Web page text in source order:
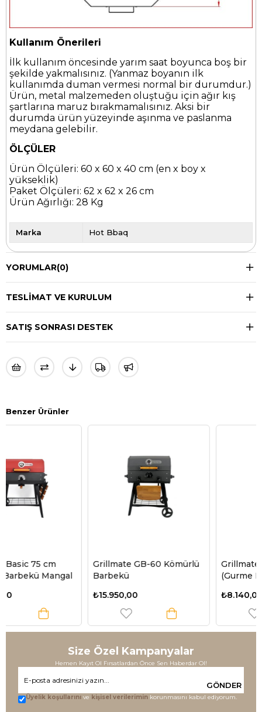
Kullanım Önerileri
İlk kullanım öncesinde yarım saat boyunca boş bir
şekilde yakmalısınız. (Yanmaz boyanın ilk
kullanımda duman vermesi normal bir durumdur.)
Ürün, metal malzemeden oluştuğu için ağır kış
şartlarına maruz bırakmamalısınız. Aksi bir
durumda ürün yüzeyinde aşınma ve paslanma
meydana gelebilir.
ÖLÇÜLER
Ürün Ölçüleri: 60 x 60 x 40 cm (en x boy x
yükseklik)
Paket Ölçüleri: 62 x 62 x 26 cm
Ürün Ağırlığı: 28 Kg
Marka Hot Bbaq
YORUMLAR(0)
TESLIMAT VE KURULUM
SATIŞ SONRASI DESTEK
Benzer Ürünler
Grillmate GB-60 Kömürlü
Barbekü
Grillmate GM-60 Mangal
(Gurme Döküm Izgaralı)
Size Özel Kampanyalar
Hemen Kayıt Ol Fırsatlardan Önce Sen Haberdar Ol!
GÖNDER
Üyelik koşullarını ve kişisel verilerimin korunmasını kabul ediyorum.